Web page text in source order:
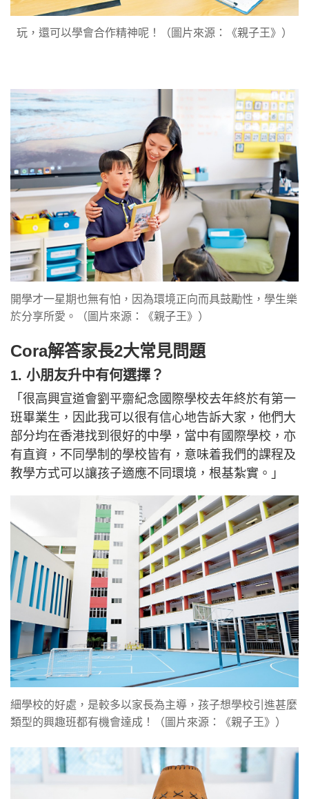
玩，還可以學會合作精神呢！（圖片來源：《親子王》）
開學才一星期也無有怕，因為環境正向而具鼓勵性，學生樂
於分享所愛。（圖片來源：《親子王》）
Cora解答家長2大常見問題
1. 小朋友升中有何選擇？
「很高興宣道會劉平齋紀念國際學校去年終於有第一
班畢業生，因此我可以很有信心地告訴大家，他們大
部分均在香港找到很好的中學，當中有國際學校，亦
有直資，不同學制的學校皆有，意味着我們的課程及
教學方式可以讓孩子適應不同環境，根基紮實。」
細學校的好處，是較多以家長為主導，孩子想學校引進甚麼
類型的興趣班都有機會達成！（圖片來源：《親子王》）